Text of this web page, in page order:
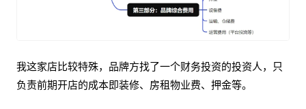
我这家店比较特殊，品牌方找了一个财务投资的投资人，只
负责前期开店的成本即装修、房租物业费、押金等。